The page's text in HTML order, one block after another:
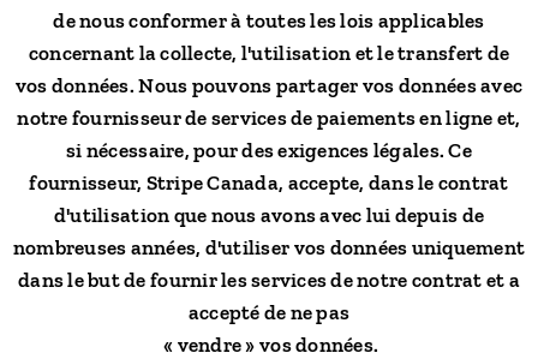
de nous conformer à toutes les lois applicables
concernant la collecte, l'utilisation et le transfert de
vos données. Nous pouvons partager vos données avec
notre fournisseur de services de paiements en ligne et,
si nécessaire, pour des exigences légales. Ce
fournisseur, Stripe Canada, accepte, dans le contrat
d'utilisation que nous avons avec lui depuis de
nombreuses années, d'utiliser vos données uniquement
dans le but de fournir les services de notre contrat et a
accepté de ne pas
« vendre » vos données.